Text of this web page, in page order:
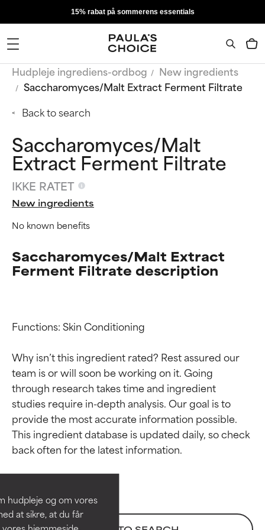
hudpleje og om vores
at sikre, at du får
15% rabat på sommerens essentials
Hudpleje ingrediens-ordbog
New ingredients
Saccharomyces/Malt Extract Ferment Filtrate
Back to search
Saccharomyces/Malt
Extract Ferment Filtrate
IKKE RATET
New ingredients
No known benefits
Saccharomyces/Malt Extract
Ferment Filtrate description
Functions: Skin Conditioning
Why isn’t this ingredient rated? Rest assured our
team is or will soon be working on it. Going
through research takes time and ingredient
studies require in-depth analysis. Our goal is to
provide the most accurate information possible.
This ingredient database is updated daily, so check
Ratings af
ingredienser
Dokumenteret og understøttet
af uafhængige studier.
Fremragende aktiv ingrediens til
Ratings af
ingredienser
Dokumenteret og understøttet
af uafhængige studier.
Fremragende aktiv ingrediens til